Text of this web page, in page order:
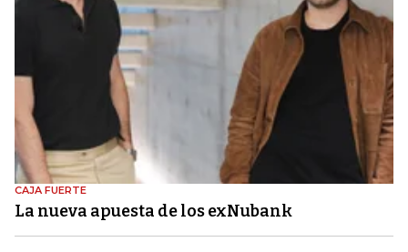
CAJA FUERTE
La nueva apuesta de los exNubank